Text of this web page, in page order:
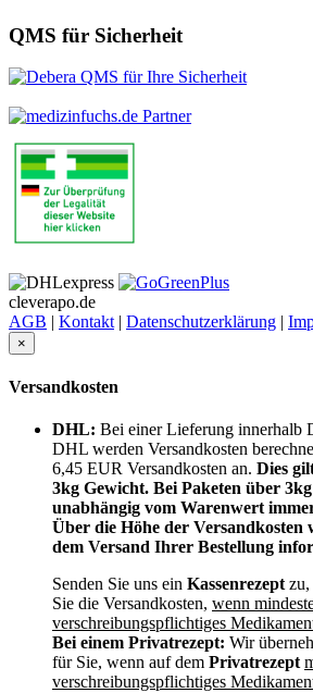
QMS für Sicherheit
cleverapo.de
AGB | Kontakt | Datenschutzerklärung |
×
Versandkosten
DHL: Bei einer Lieferung innerhalb
DHL werden Versandkosten
6,45 EUR Versandkosten an. Dies
3kg Gewicht. Bei Paketen über
unabhängig vom Warenwert
Über die Höhe der Versandkosten
dem Versand Ihrer Bestellung
Senden Sie uns ein Kassenrezeptzu,
Sie die Versandkosten, wenn
verschreibungspflichtiges
Bei einem Privatrezept: Wir
für Sie, wenn auf dem Privatrezept
verschreibungspflichtiges